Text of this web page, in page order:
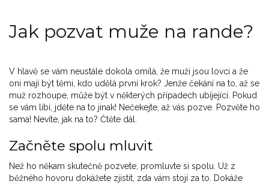
Jak pozvat muže na rande?
V hlavě se vám neustále dokola omílá, že muži jsou lovci a že
oni mají být těmi, kdo udělá první krok? Jenže čekání na to, až se
muž rozhoupe, může být v některých případech ubíjející. Pokud
se vám líbí, jděte na to jinak! Nečekejte, až vás pozve. Pozvěte ho
sama! Nevíte, jak na to? Čtěte dál.
Začněte spolu mluvit
Než ho někam skutečně pozvete, promluvte si spolu. Už z
běžného hovoru dokážete zjistit, zda vám stojí za to. Dokáže